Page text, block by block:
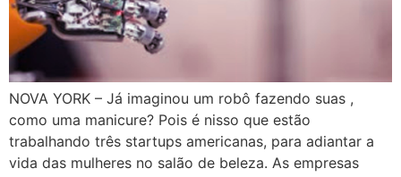
NOVA YORK – Já imaginou um robô fazendo suas ,
como uma manicure? Pois é nisso que estão
trabalhando três startups americanas, para adiantar a
vida das mulheres no salão de beleza. As empresas